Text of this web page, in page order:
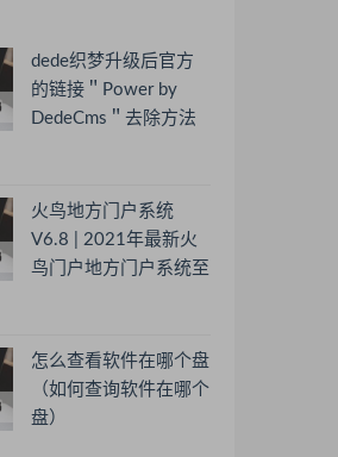
dede织梦升级后官方
的链接＂Power by
DedeCms＂去除方法
火鸟地方门户系统
V6.8 | 2021年最新火
鸟门户地方门户系统至
怎么查看软件在哪个盘
（如何查询软件在哪个
盘）